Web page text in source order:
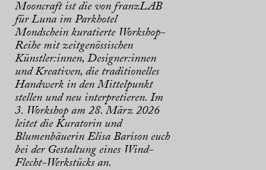
Mooncraft ist die von franzLAB
für Luna im Parkhotel
Mondschein kuratierte Workshop-
Reihe mit zeitgenössischen
Künstler:innen, Designer:innen
und Kreativen, die traditionelles
Handwerk in den Mittelpunkt
stellen und neu interpretieren. Im
3. Workshop am 28. März 2026
leitet die Kuratorin und
Blumenbäuerin Elisa Barison euch
bei der Gestaltung eines Wind-
Flecht-Werkstücks an.